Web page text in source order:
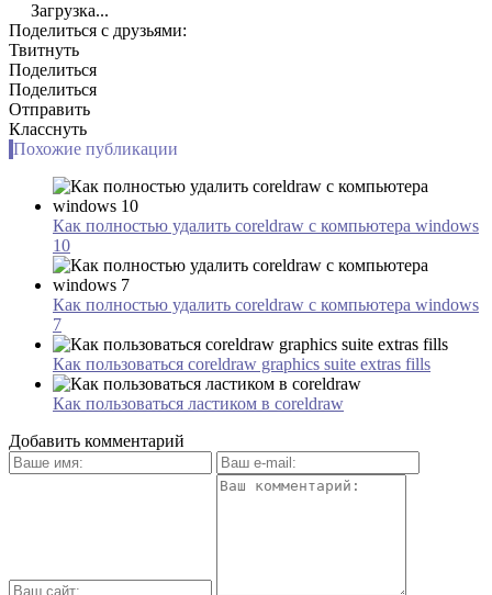
Загрузка...
Поделиться с друзьями:
Твитнуть
Поделиться
Поделиться
Отправить
Класснуть
Похожие публикации
Как полностью удалить coreldraw с компьютера windows
10
Как полностью удалить coreldraw с компьютера windows
7
Как пользоваться coreldraw graphics suite extras fills
Как пользоваться ластиком в coreldraw
Добавить комментарий